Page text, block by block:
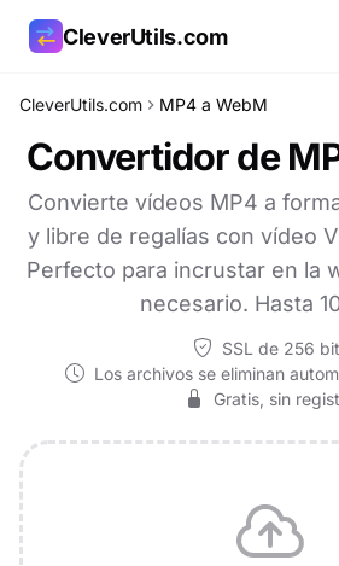
CleverUtils.com
CleverUtils.com MP4 a WebM
Convertidor de
Convierte vídeos MP4 a
y libre de regalías con vídeo
Perfecto para incrustar en la
necesario. Hasta
SSL de 256
Los archivos se eliminan
Gratis, sin
Copiar enlace